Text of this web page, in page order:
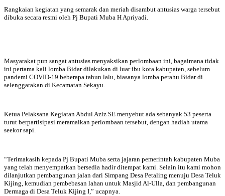
Rangkaian kegiatan yang semarak dan meriah disambut antusias warga tersebut
dibuka secara resmi oleh Pj Bupati Muba H Apriyadi.
Masyarakat pun sangat antusias menyaksikan perlombaan ini, bagaimana tidak
ini pertama kali lomba Bidar dilakukan di luar ibu kota kabupaten, sebelum
pandemi COVID-19 beberapa tahun lalu, biasanya lomba perahu Bidar di
selenggarakan di Kecamatan Sekayu.
Ketua Pelaksana Kegiatan Abdul Aziz SE menyebut ada sebanyak 53 peserta
turut berpartisipasi meramaikan perlombaan tersebut, dengan hadiah utama
seekor sapi.
“Terimakasih kepada Pj Bupati Muba serta jajaran pemerintah kabupaten Muba
yang telah menyempatkan bersedia hadir ditempat kami. Selain itu kami mohon
dilanjutkan pembangunan jalan dari Simpang Desa Petaling menuju Desa Teluk
Kijing, kemudian pembebasan lahan untuk Masjid Al-Ulla, dan pembangunan
Dermaga di Desa Teluk Kijing I,” ucapnya.